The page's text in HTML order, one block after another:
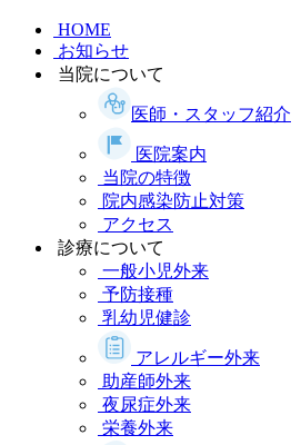
HOME
お知らせ
当院について
医師・スタッフ紹介
医院案内
当院の特徴
院内感染防止対策
アクセス
診療について
一般小児外来
予防接種
乳幼児健診
アレルギー外来
助産師外来
夜尿症外来
栄養外来